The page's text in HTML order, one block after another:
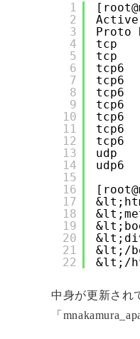
1
2
3
4
5
6
7
8
9
10
11
12
13
14
15
16
17
18
19
20
21
22
Proto
tcp
tcp
tcp6
tcp6
tcp6
tcp6
tcp6
tcp6
tcp6
udp
udp6
&lt;/
&lt;/
中身が更新され
「